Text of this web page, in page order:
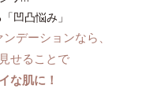
凹凸悩み」
デーションなら、
せることで
な肌に！